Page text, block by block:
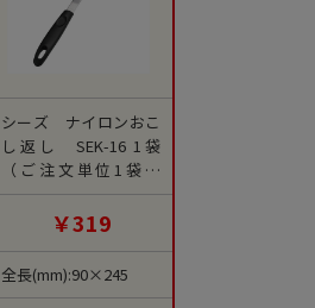
シーズ ナイロンおこ
し返し SEK-16 1袋
（ご注文単位1袋）
【直送品】
￥319
全長(mm):90×245